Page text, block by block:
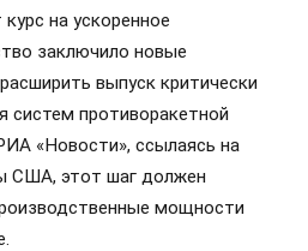
на ускоренное
заключило новые
выпуск критически
противоракетной
«Новости», ссылаясь на
США, этот шаг должен
мощности